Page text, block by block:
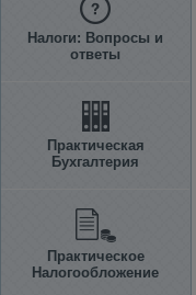
Налоги: Вопросы и
ответы
Практическая
Бухгалтерия
Практическое
Налогообложение